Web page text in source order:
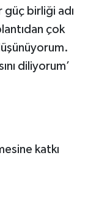
güç birliği adı
çok
diliyorum’
katkı